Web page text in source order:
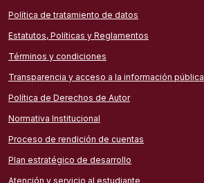
Política de tratamiento de datos
Estatutos, Políticas y Reglamentos
Términos y condiciones
Transparencia y acceso a la información pública
Política de Derechos de Autor
Normativa Institucional
Proceso de rendición de cuentas
Plan estratégico de desarrollo
Atención y servicio al estudiante